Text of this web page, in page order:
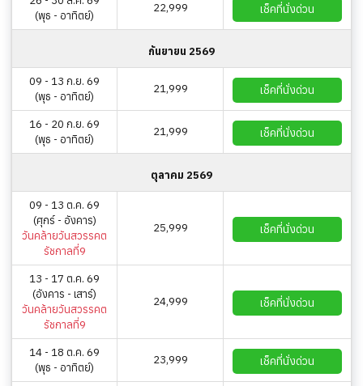
(พุธ - อาทิตย์)
22,999 เช็คที่นั่งด่วน
กันยายน 2569
09 - 13 ก.ย. 69
(พุธ - อาทิตย์)
21,999 เช็คที่นั่งด่วน
16 - 20 ก.ย. 69
(พุธ - อาทิตย์)
21,999 เช็คที่นั่งด่วน
ตุลาคม 2569
09 - 13 ต.ค. 69
(ศุกร์ - อังคาร)
วันคล้ายวันสวรรคต
รัชกาลที่9
25,999 เช็คที่นั่งด่วน
13 - 17 ต.ค. 69
(อังคาร - เสาร์)
วันคล้ายวันสวรรคต
รัชกาลที่9
24,999 เช็คที่นั่งด่วน
14 - 18 ต.ค. 69
(พุธ - อาทิตย์)
23,999 เช็คที่นั่งด่วน